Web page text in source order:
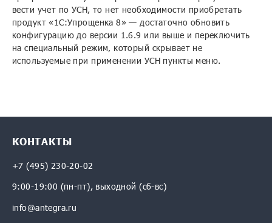
вести учет по УСН, то нет необходимости приобретать
продукт «1С:Упрощенка 8» — достаточно обновить
конфигурацию до версии 1.6.9 или выше и переключить
на специальный режим, который скрывает не
используемые при применении УСН пункты меню.
продукт
1С:Упрощенка 8.
клиентскими лицензиями «1С:Предприятия 8»,
лицензией на сервер «1С:Предприятия 8».
КОНТАКТЫ
+7 (495) 230-20-02
9:00-19:00 (пн-пт), выходной (сб-вс)
info@antegra.ru